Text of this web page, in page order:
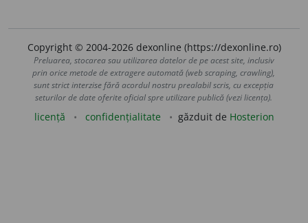
Copyright © 2004-2026 dexonline (https://dexonline.ro)
Preluarea, stocarea sau utilizarea datelor de pe acest site, inclusiv
prin orice metode de extragere automată (web scraping, crawling),
sunt strict interzise fără acordul nostru prealabil scris, cu excepția
seturilor de date oferite oficial spre utilizare publică (vezi licența).
licență confidențialitate găzduit de Hosterion